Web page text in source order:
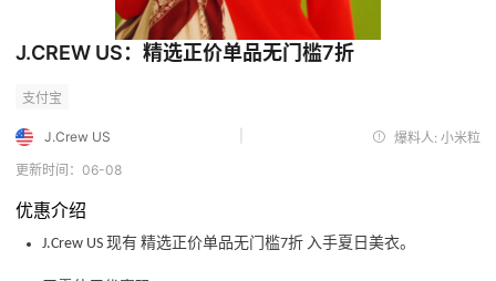
J.CREW US：精选正价单品无门槛7折
J.Crew US
爆料人: 小米粒
更新时间：06-08
优惠介绍
J.Crew US 现有 精选正价单品无门槛7折 入手夏日美衣。